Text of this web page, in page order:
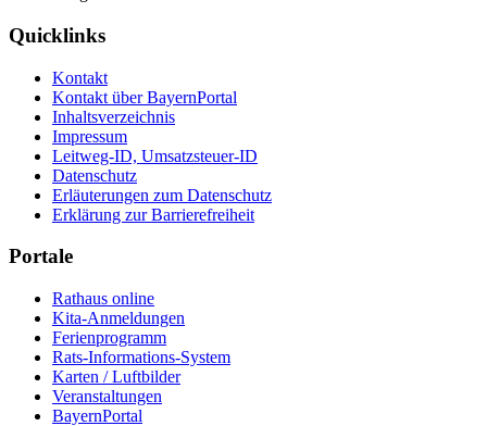
Quicklinks
Kontakt
Kontakt über BayernPortal
Inhaltsverzeichnis
Impressum
Leitweg-ID, Umsatzsteuer-ID
Datenschutz
Erläuterungen zum Datenschutz
Erklärung zur Barrierefreiheit
Portale
Rathaus online
Kita-Anmeldungen
Ferienprogramm
Rats-Informations-System
Karten / Luftbilder
Veranstaltungen
BayernPortal